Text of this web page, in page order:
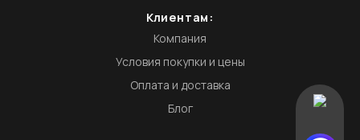
Клиентам:
Компания
Условия покупки и цены
Оплата и доставка
Блог